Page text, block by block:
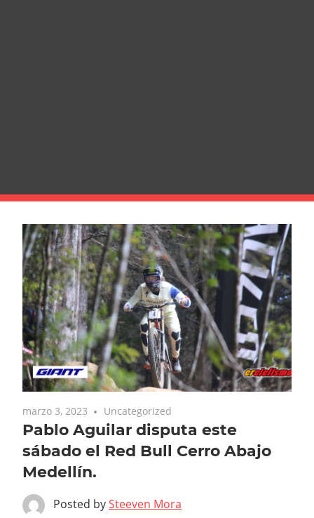
marzo 3, 2023 Uncategorized
Pablo Aguilar disputa este
sábado el Red Bull Cerro Abajo
Medellín.
Posted bySteeven Mora